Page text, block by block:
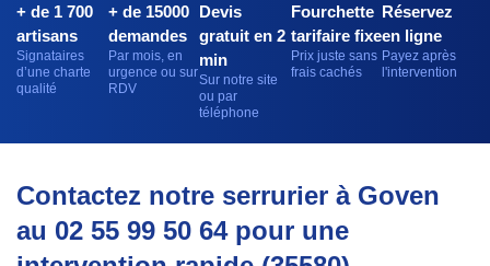
+ de 1 700
artisans
Signataires
d’une charte
qualité
+ de 15000
demandes
Par mois, en
urgence ou sur
RDV
Devis
gratuit en 2
min
Sur notre site
ou par
téléphone
Fourchette
tarifaire fixe
Prix juste sans
frais cachés
Réservez
en ligne
Payez après
l'intervention
Contactez notre serrurier à Goven
au 02 55 99 50 64 pour une